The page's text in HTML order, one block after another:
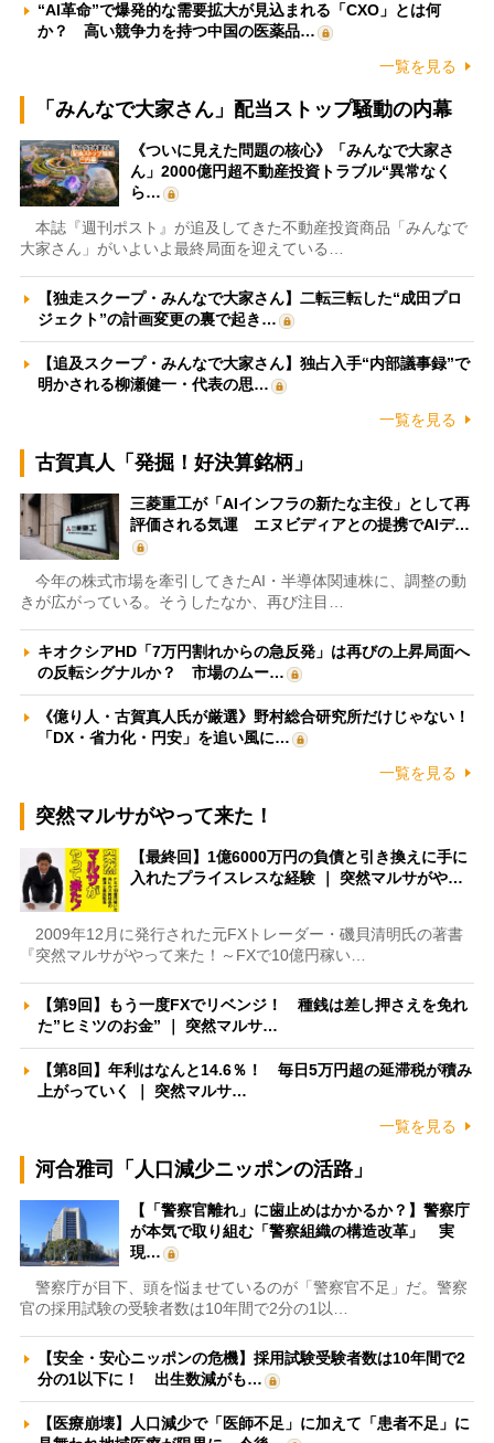
“AI革命”で爆発的な需要拡大が見込まれる「CXO」とは何
か？ 高い競争力を持つ中国の医薬品…
一覧を見る
「みんなで大家さん」配当ストップ騒動の内幕
《ついに見えた問題の核心》「みんなで大家さ
ん」2000億円超不動産投資トラブル“異常なく
ら…
本誌『週刊ポスト』が追及してきた不動産投資商品「みんなで
大家さん」がいよいよ最終局面を迎えている…
【独走スクープ・みんなで大家さん】二転三転した“成田プロ
ジェクト”の計画変更の裏で起き…
【追及スクープ・みんなで大家さん】独占入手“内部議事録”で
明かされる柳瀬健一・代表の思…
一覧を見る
古賀真人「発掘！好決算銘柄」
三菱重工が「AIインフラの新たな主役」として再
評価される気運 エヌビディアとの提携でAIデ…
今年の株式市場を牽引してきたAI・半導体関連株に、調整の動
きが広がっている。そうしたなか、再び注目…
キオクシアHD「7万円割れからの急反発」は再びの上昇局面へ
の反転シグナルか？ 市場のムー…
《億り人・古賀真人氏が厳選》野村総合研究所だけじゃない！
「DX・省力化・円安」を追い風に…
一覧を見る
突然マルサがやって来た！
【最終回】1億6000万円の負債と引き換えに手に
入れたプライスレスな経験 ｜ 突然マルサがや…
2009年12月に発行された元FXトレーダー・磯貝清明氏の著書
『突然マルサがやって来た！～FXで10億円稼い…
【第9回】もう一度FXでリベンジ！ 種銭は差し押さえを免れ
た”ヒミツのお金” ｜ 突然マルサ…
【第8回】年利はなんと14.6％！ 毎日5万円超の延滞税が積み
上がっていく ｜ 突然マルサ…
一覧を見る
河合雅司「人口減少ニッポンの活路」
【「警察官離れ」に歯止めはかかるか？】警察庁
が本気で取り組む「警察組織の構造改革」 実
現…
警察庁が目下、頭を悩ませているのが「警察官不足」だ。警察
官の採用試験の受験者数は10年間で2分の1以…
【安全・安心ニッポンの危機】採用試験受験者数は10年間で2
分の1以下に！ 出生数減がも…
【医療崩壊】人口減少で「医師不足」に加えて「患者不足」に